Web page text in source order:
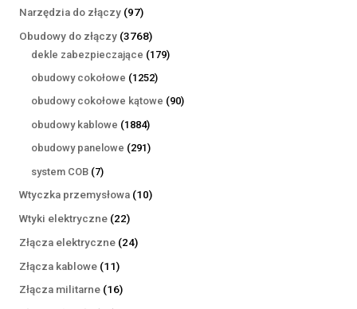
Narzędzia do złączy 9797
produktów
Obudowy do złączy 37683768
produktów
dekle zabezpieczające 179179
obudowy cokołowe 12521252
produkty
obudowy cokołowe kątowe 9090
obudowy kablowe 18841884
produkty
obudowy panelowe 291291
system COB 77
produktów
Wtyczka przemysłowa 1010
Wtyki elektryczne 2222
produkty
Złącza elektryczne 2424
Złącza kablowe 1111
produktów
Złącza militarne 1616